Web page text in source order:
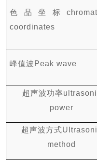
色品坐标
coordinates
峰值波 Peak wave
超声波功率
power
超声波方式
method